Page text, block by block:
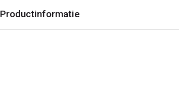
Productinformatie